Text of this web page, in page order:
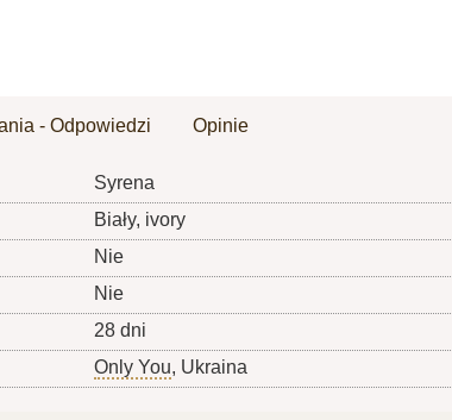
- Odpowiedzi Opinie
Syrena
Biały, ivory
Nie
Nie
28 dni
Only You, Ukraina